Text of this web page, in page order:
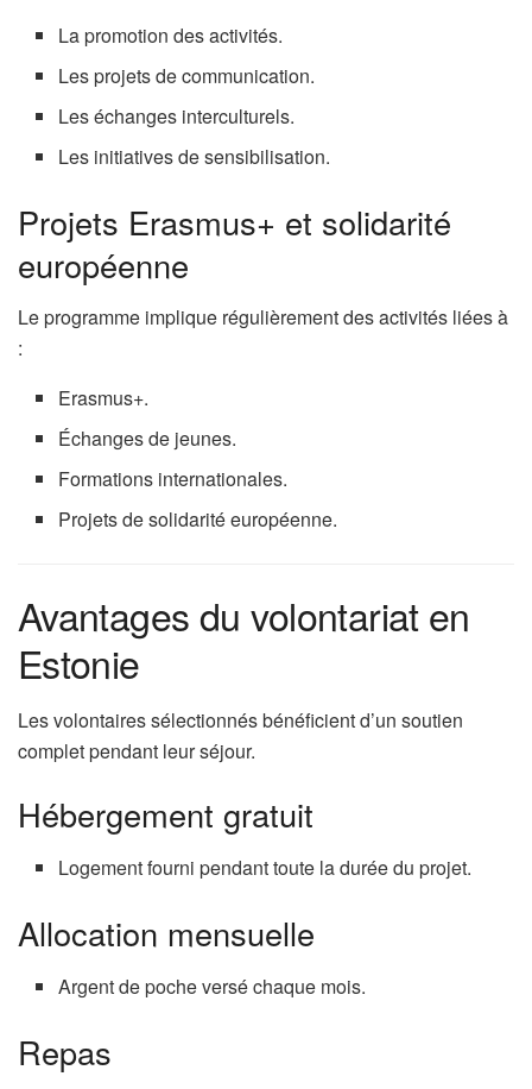
La promotion des activités.
Les projets de communication.
Les échanges interculturels.
Les initiatives de sensibilisation.
Projets Erasmus+ et solidarité
européenne
Le programme implique régulièrement des activités liées à
:
Erasmus+.
Échanges de jeunes.
Formations internationales.
Projets de solidarité européenne.
Avantages du volontariat en
Estonie
Les volontaires sélectionnés bénéficient d’un soutien
complet pendant leur séjour.
Hébergement gratuit
Logement fourni pendant toute la durée du projet.
Allocation mensuelle
Argent de poche versé chaque mois.
Repas